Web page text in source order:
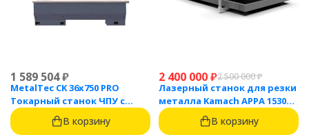
1 589 504₽
MetalTec CK 36x750 PRO
Токарный станок ЧПУ с
горизонтальной станиной
В корзину
2 400 000₽2 500 000₽
Лазерный станок для резки
металла Kamach APPA 1530
(3000 Вт)
В корзину